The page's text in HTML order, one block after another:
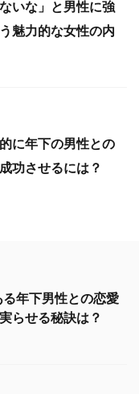
いな」と男性に強
魅力的な女性の内
に年下の男性との
功させるには？
年下男性との恋愛
らせる秘訣は？